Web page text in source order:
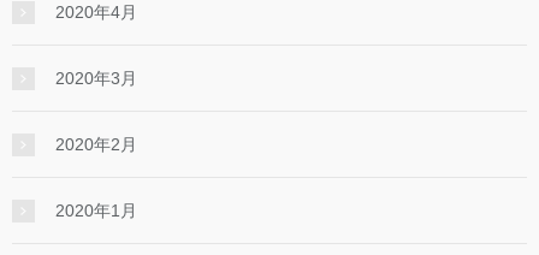
2020年4月
2020年3月
2020年2月
2020年1月